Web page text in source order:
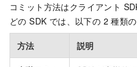
コミット方法はクライアント
どの SDK では、以下の 2 種類
方法 説明